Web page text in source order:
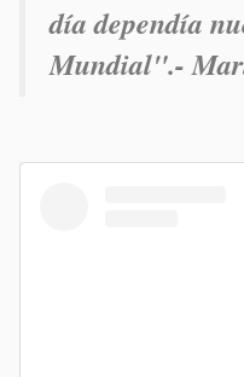
día dependía
Mundial".-